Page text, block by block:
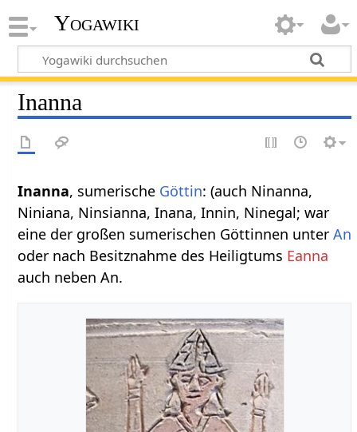
Yogawiki
Inanna
Inanna, sumerische Göttin: (auch Ninanna,
Niniana, Ninsianna, Inana, Innin, Ninegal; war
eine der großen sumerischen Göttinnen unterAn
oder nach Besitznahme des Heiligtums Eanna
auch neben An.